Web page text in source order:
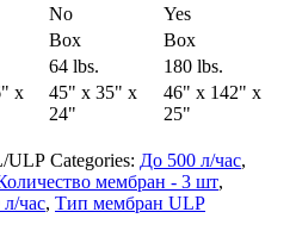
No
Yes
Box
Box
64 lbs.
180 lbs.
x
45" x 35" x
24"
46" x 142" x
25"
ULP Categories: До 500 л/час,
мембран - 3 шт,
час, Тип мембран ULP